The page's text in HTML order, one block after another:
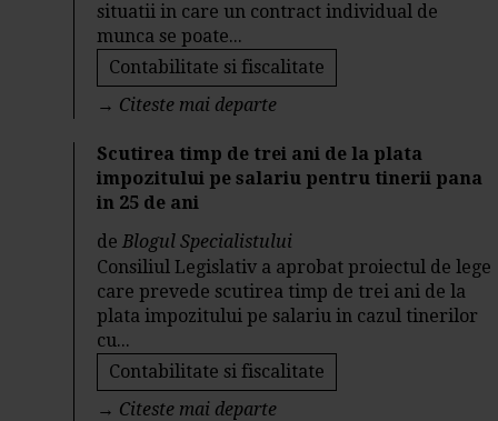
situatii in care un contract individual de
munca se poate...
Contabilitate si fiscalitate
→ Citeste mai departe
Scutirea timp de trei ani de la plata
impozitului pe salariu pentru tinerii pana
in 25 de ani
deBlogul Specialistului
Consiliul Legislativ a aprobat proiectul de lege
care prevede scutirea timp de trei ani de la
plata impozitului pe salariu in cazul tinerilor
cu...
Contabilitate si fiscalitate
→ Citeste mai departe